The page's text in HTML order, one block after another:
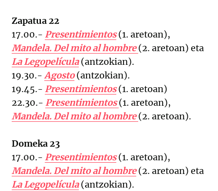
Zapatua 22
17.00.- Presentimientos (1. aretoan),
Mandela. Del mito al hombre(2. aretoan) eta
La Legopelícula(antzokian).
19.30.-Agosto(antzokian).
19.45.- Presentimientos(1. aretoan)
22.30.- Presentimientos (1. aretoan),
Mandela. Del mito al hombre (2. aretoan).
Domeka 23
17.00.- Presentimientos(1. aretoan),
Mandela. Del mito al hombre(2. aretoan) eta
La Legopelícula(antzokian).